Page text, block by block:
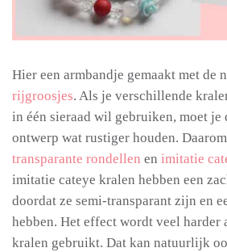
Hier een armbandje gemaakt met de
rijgroosjes. Als je verschillende
in één sieraad wil gebruiken, moet je
ontwerp wat rustiger houden.
transparante rondellen en imitatie
imitatie cateye kralen hebben een
doordat ze semi-transparant zijn en
hebben. Het effect wordt veel harder
kralen gebruikt. Dat kan natuurlijk